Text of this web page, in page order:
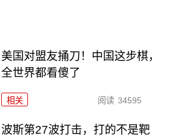
美国对盟友捅刀！中国这步棋，
全世界都看傻了
相关 阅读 34595
波斯第27波打击，打的不是靶